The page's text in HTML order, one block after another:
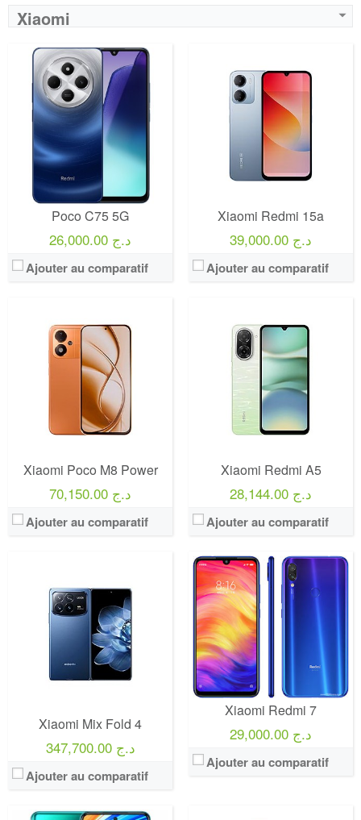
Xiaomi
Poco C75 5G
26,000.00 د.ج
Ajouter au comparatif
Xiaomi Redmi 15a
39,000.00 د.ج
Ajouter au comparatif
Xiaomi Poco M8 Power
70,150.00 د.ج
Ajouter au comparatif
Xiaomi Redmi A5
28,144.00 د.ج
Ajouter au comparatif
Xiaomi Mix Fold 4
347,700.00 د.ج
Ajouter au comparatif
Xiaomi Redmi 7
29,000.00 د.ج
Ajouter au comparatif